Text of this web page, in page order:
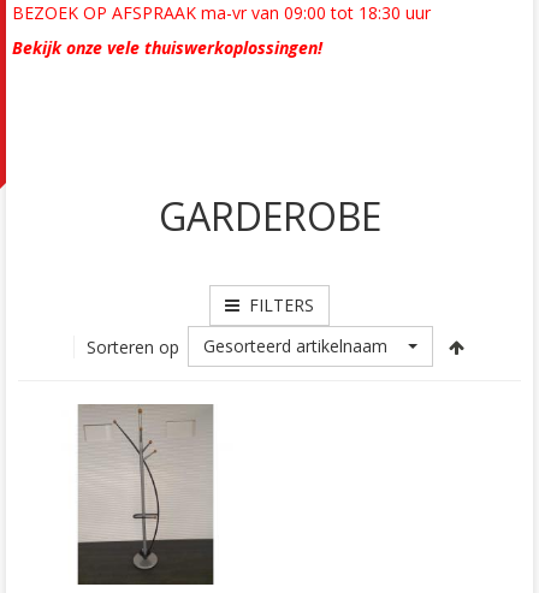
BEZOEK OP AFSPRAAK ma-vr van 09:00 tot 18:30 uur
Bekijk onze vele thuiswerkoplossingen!
GARDEROBE
FILTERS
Sorteren op
Gesorteerd artikelnaam